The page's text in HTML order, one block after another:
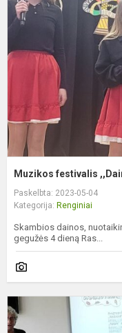
Muzikos festivalis
Paskelbta: 2023-05-04
Kategorija: Renginiai
Skambios dainos,
gegužės 4 dieną Ras...